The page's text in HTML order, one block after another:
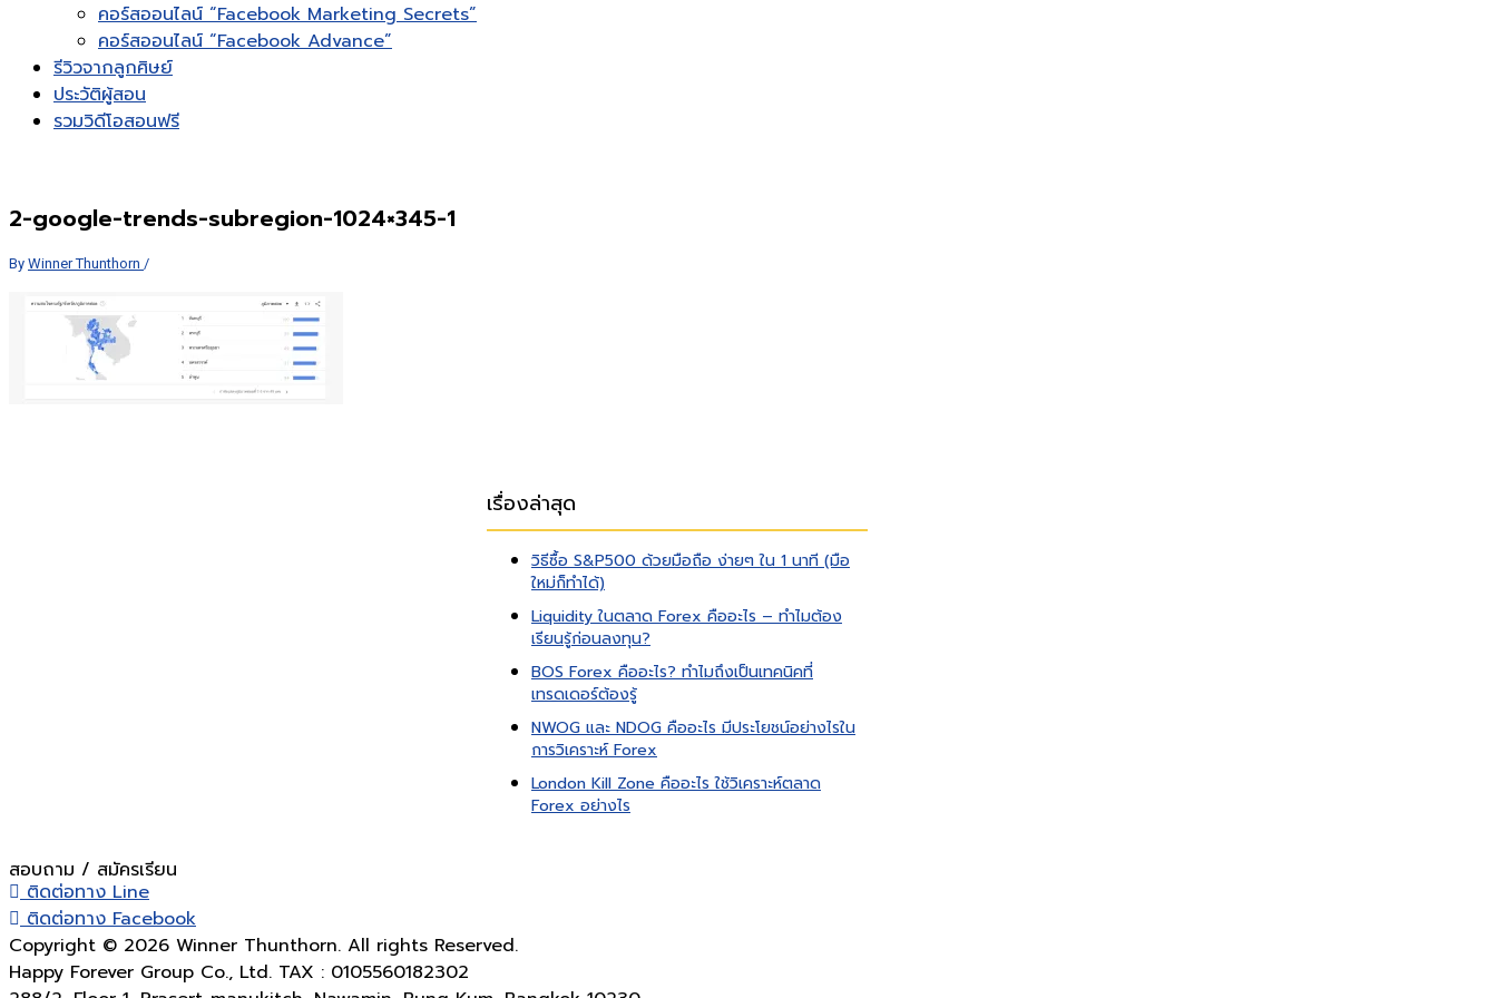
คอร์สออนไลน์ “Facebook Marketing Secrets”
คอร์สออนไลน์ “Facebook Advance”
รีวิวจากลูกศิษย์
ประวัติผู้สอน
รวมวิดีโอสอนฟรี
2-google-trends-subregion-1024×345-1
By Winner Thunthorn /
เรื่องล่าสุด
วิธีซื้อ S&P500 ด้วยมือถือ ง่ายๆ ใน 1 นาที (มือ
ใหม่ก็ทำได้)
Liquidity ในตลาด Forex คืออะไร – ทำไมต้อง
เรียนรู้ก่อนลงทุน?
BOS Forex คืออะไร? ทำไมถึงเป็นเทคนิคที่
เทรดเดอร์ต้องรู้
NWOG และ NDOG คืออะไร มีประโยชน์อย่างไรใน
การวิเคราะห์ Forex
London Kill Zone คืออะไร ใช้วิเคราะห์ตลาด
Forex อย่างไร
สอบถาม / สมัครเรียน
ติดต่อทาง Line
ติดต่อทาง Facebook
Copyright © 2026 Winner Thunthorn. All rights Reserved.
Happy Forever Group Co., Ltd. TAX : 0105560182302